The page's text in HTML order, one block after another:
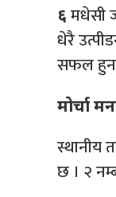
६‍ मधेसी
धेरै
सफल हुन
मोर्चा
स्थानीय
छ । २